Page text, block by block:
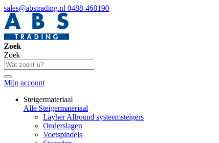
sales@abstrading.nl 0488-468190
Zoek
Zoek
Mijn account
Steigermateriaal
Alle Steigermateriaal
Layher Allround systeemsteigers
Onderslagen
Voetspindels